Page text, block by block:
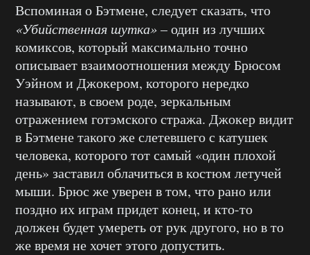
Вспоминая о Бэтмене, следует сказать, что
«Убийственная шутка»– один из лучших
комиксов, который максимально точно
описывает взаимоотношения между Брюсом
Уэйном и Джокером, которого нередко
называют, в своем роде, зеркальным
отражением готэмского стража. Джокер видит
в Бэтмене такого же слетевшего с катушек
человека, которого тот самый «один плохой
день» заставил облачиться в костюм летучей
мыши. Брюс же уверен в том, что рано или
поздно их играм придет конец, и кто-то
должен будет умереть от рук другого, но в то
же время не хочет этого допустить.